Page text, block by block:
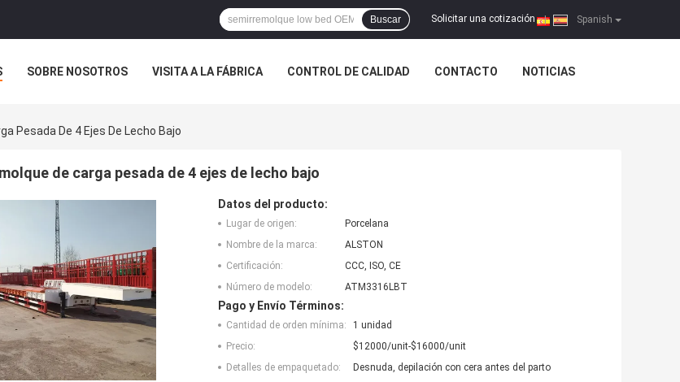
Spanish
Solicitar una cotización |
Buscar
SOBRE NOSOTROS VISITA A LA FÁBRICA CONTROL DE CALIDAD CONTACTO NOTICIAS
Pesada De 4 Ejes De Lecho Bajo
de carga pesada de 4 ejes de lecho bajo
Datos del producto:
Lugar de origen:
Porcelana
Nombre de la marca:
ALSTON
Certificación:
CCC, ISO, CE
Número de modelo:
ATM3316LBT
Pago y Envío Términos:
Cantidad de orden mínima:
1 unidad
Precio:
$12000/unit-$16000/unit
Detalles de empaquetado:
Desnuda, depilación con cera antes del parto